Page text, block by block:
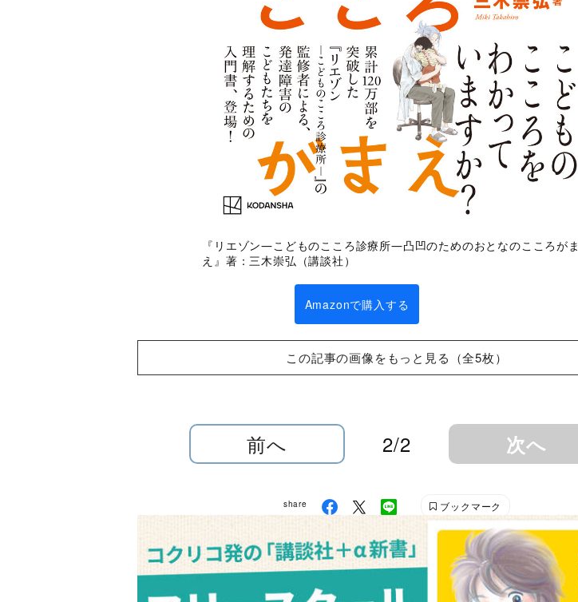
『リエゾン―こどものこころ診療所―凸凹のためのおとなのこころがま
え』著：三木崇弘（講談社）
Amazonで購入する
この記事の画像をもっと見る（全5枚）
前へ 2/2 次へ
share ブックマーク